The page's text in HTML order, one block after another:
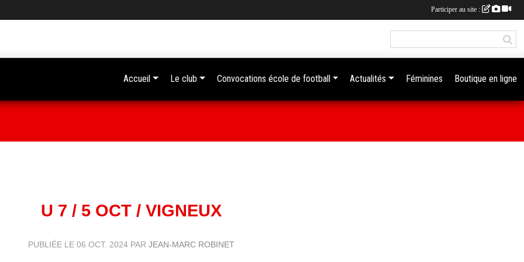
U 7 / 5 OCT / VIGNEUX
PUBLIÉE LE 06 OCT. 2024PAR JEAN-MARC ROBINET
Accueil Le club Convocations école de football Actualités Féminines Boutique en ligne
Participer au site :